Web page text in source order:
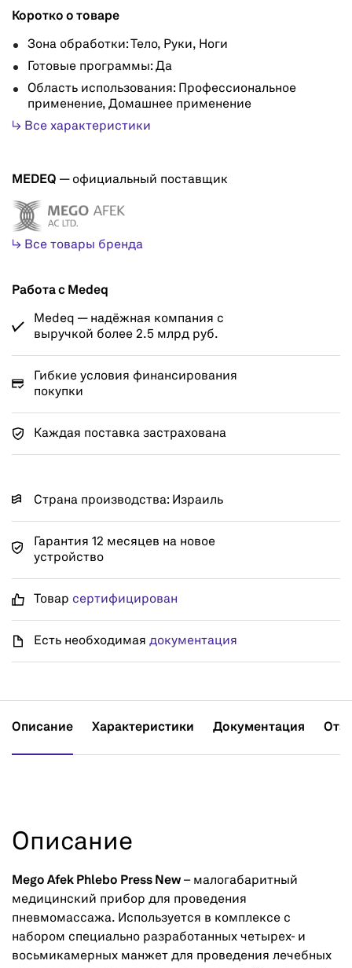
Коротко о товаре
Зона обработки: Тело, Руки, Ноги
Готовые программы: Да
Область использования: Профессиональное
применение, Домашнее применение
↳ Все характеристики
MEDEQ — официальный поставщик
↳ Все товары бренда
Работа с Medeq
Medeq — надёжная компания с
выручкой более 2.5 млрд руб.
Гибкие условия финансирования
покупки
Каждая поставка застрахована
Страна производства: Израиль
Гарантия 12 месяцев на новое
устройство
Товар сертифицирован
Есть необходимая документация
Описание Характеристики Документация
Описание
Mego Afek Phlebo Press New – малогабаритный
медицинский прибор для проведения
пневмомассажа. Используется в комплексе с
набором специально разработанных четырех- и
восьмикамерных манжет для проведения лечебных